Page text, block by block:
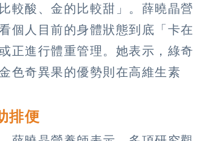
較酸、金的比較甜」。薛曉晶營
個人目前的身體狀態到底「卡在
正進行體重管理。她表示，綠奇
色奇異果的優勢則在高維生素
排便